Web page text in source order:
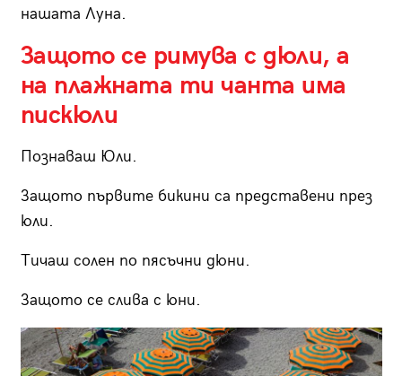
нашата Луна.
Защото се римува с дюли, а
на плажната ти чанта има
пискюли
Познаваш Юли.
Защото първите бикини са представени през
юли.
Тичаш солен по пясъчни дюни.
Защото се слива с юни.